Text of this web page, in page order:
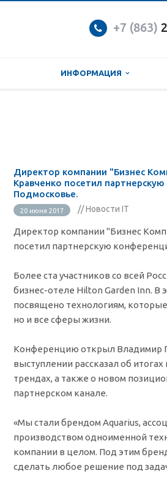
+7 (863)
ИНФОРМАЦИЯ
Директор компании "Бизнес
Кравченко посетил
Подмосковье.
20 июня 2017 // Новости IT
Директор компании "Бизнес
посетил партнерскую
Более ста участников со всей
бизнес-отеле Hilton Garden Inn. В
посвящено технологиям,
но и все сферы жизни.
Конференцию открыл Владимир
выступлении рассказал об
трендах, а также о новом
партнерском канале.
«Мы стали брендом Aquarius,
производством одноименной
компании в целом. Под этим
сделать любое решение под